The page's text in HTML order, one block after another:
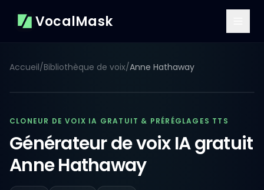
VocalMask
Accueil/Bibliothèque de voix/Anne Hathaway
CLONEUR DE VOIX IA GRATUIT & PRÉRÉGLAGES TTS
Générateur de voix IA gratuit
Anne Hathaway